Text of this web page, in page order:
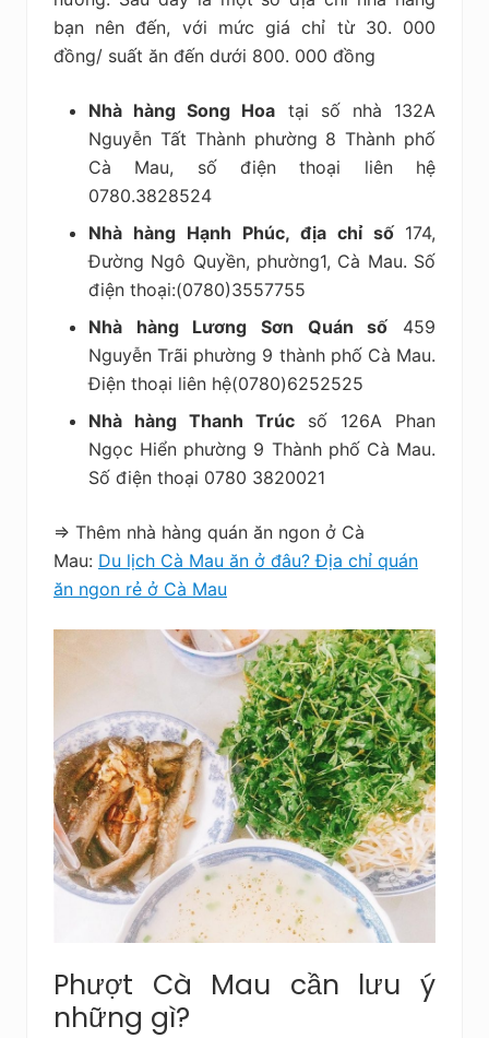
bạn nên đến, với mức giá chỉ từ 30. 000
đồng/ suất ăn đến dưới 800. 000 đồng
Nhà hàng Song Hoa tại số nhà 132A
Nguyễn Tất Thành phường 8 Thành phố
Cà Mau, số điện thoại liên hệ
0780.3828524
Nhà hàng Hạnh Phúc, địa chỉ số 174,
Đường Ngô Quyền, phường1, Cà Mau. Số
điện thoại:(0780)3557755
Nhà hàng Lương Sơn Quán số 459
Nguyễn Trãi phường 9 thành phố Cà Mau.
Điện thoại liên hệ(0780)6252525
Nhà hàng Thanh Trúc số 126A Phan
Ngọc Hiển phường 9 Thành phố Cà Mau.
Số điện thoại 0780 3820021
=> Thêm nhà hàng quán ăn ngon ở Cà
Mau: Du lịch Cà Mau ăn ở đâu? Địa chỉ quán
ăn ngon rẻ ở Cà Mau
Phượt Cà Mau cần lưu ý
những gì?